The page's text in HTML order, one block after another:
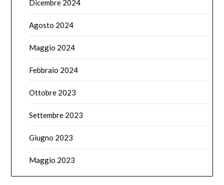
Dicembre 2024
Agosto 2024
Maggio 2024
Febbraio 2024
Ottobre 2023
Settembre 2023
Giugno 2023
Maggio 2023